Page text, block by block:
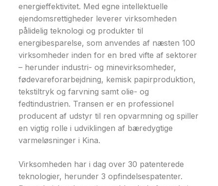
energieffektivitet. Med egne intellektuelle
ejendomsrettigheder leverer virksomheden
pålidelig teknologi og produkter til
energibesparelse, som anvendes af næsten 100
virksomheder inden for en bred vifte af sektorer
– herunder industri- og minevirksomheder,
fødevareforarbejdning, kemisk papirproduktion,
tekstiltryk og farvning samt olie- og
fedtindustrien. Transen er en professionel
producent af udstyr til ren opvarmning og spiller
en vigtig rolle i udviklingen af bæredygtige
varmeløsninger i Kina.
Virksomheden har i dag over 30 patenterede
teknologier, herunder 3 opfindelsespatenter.